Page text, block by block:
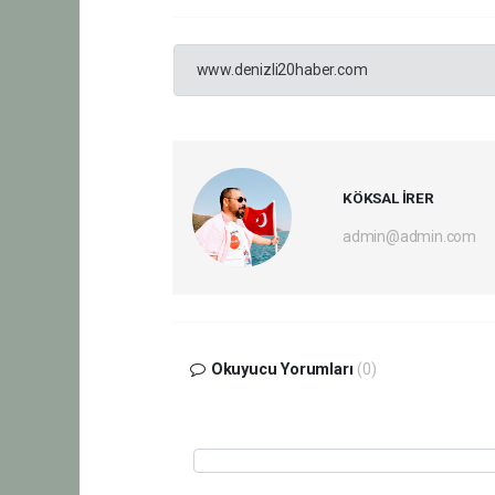
www.denizli20haber.com
KÖKSAL İRER
admin@admin.com
Okuyucu Yorumları (0)